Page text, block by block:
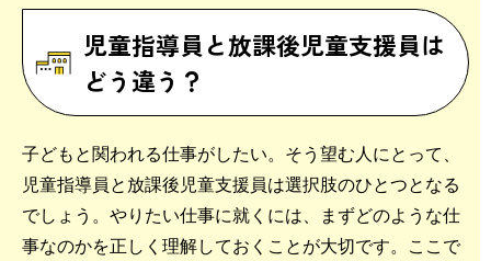
児童指導員と放課後児童支援員は
どう違う？
子どもと関われる仕事がしたい。そう望む人にとって、
児童指導員と放課後児童支援員は選択肢のひとつとなる
でしょう。やりたい仕事に就くには、まずどのような仕
事なのかを正しく理解しておくことが大切です。ここで